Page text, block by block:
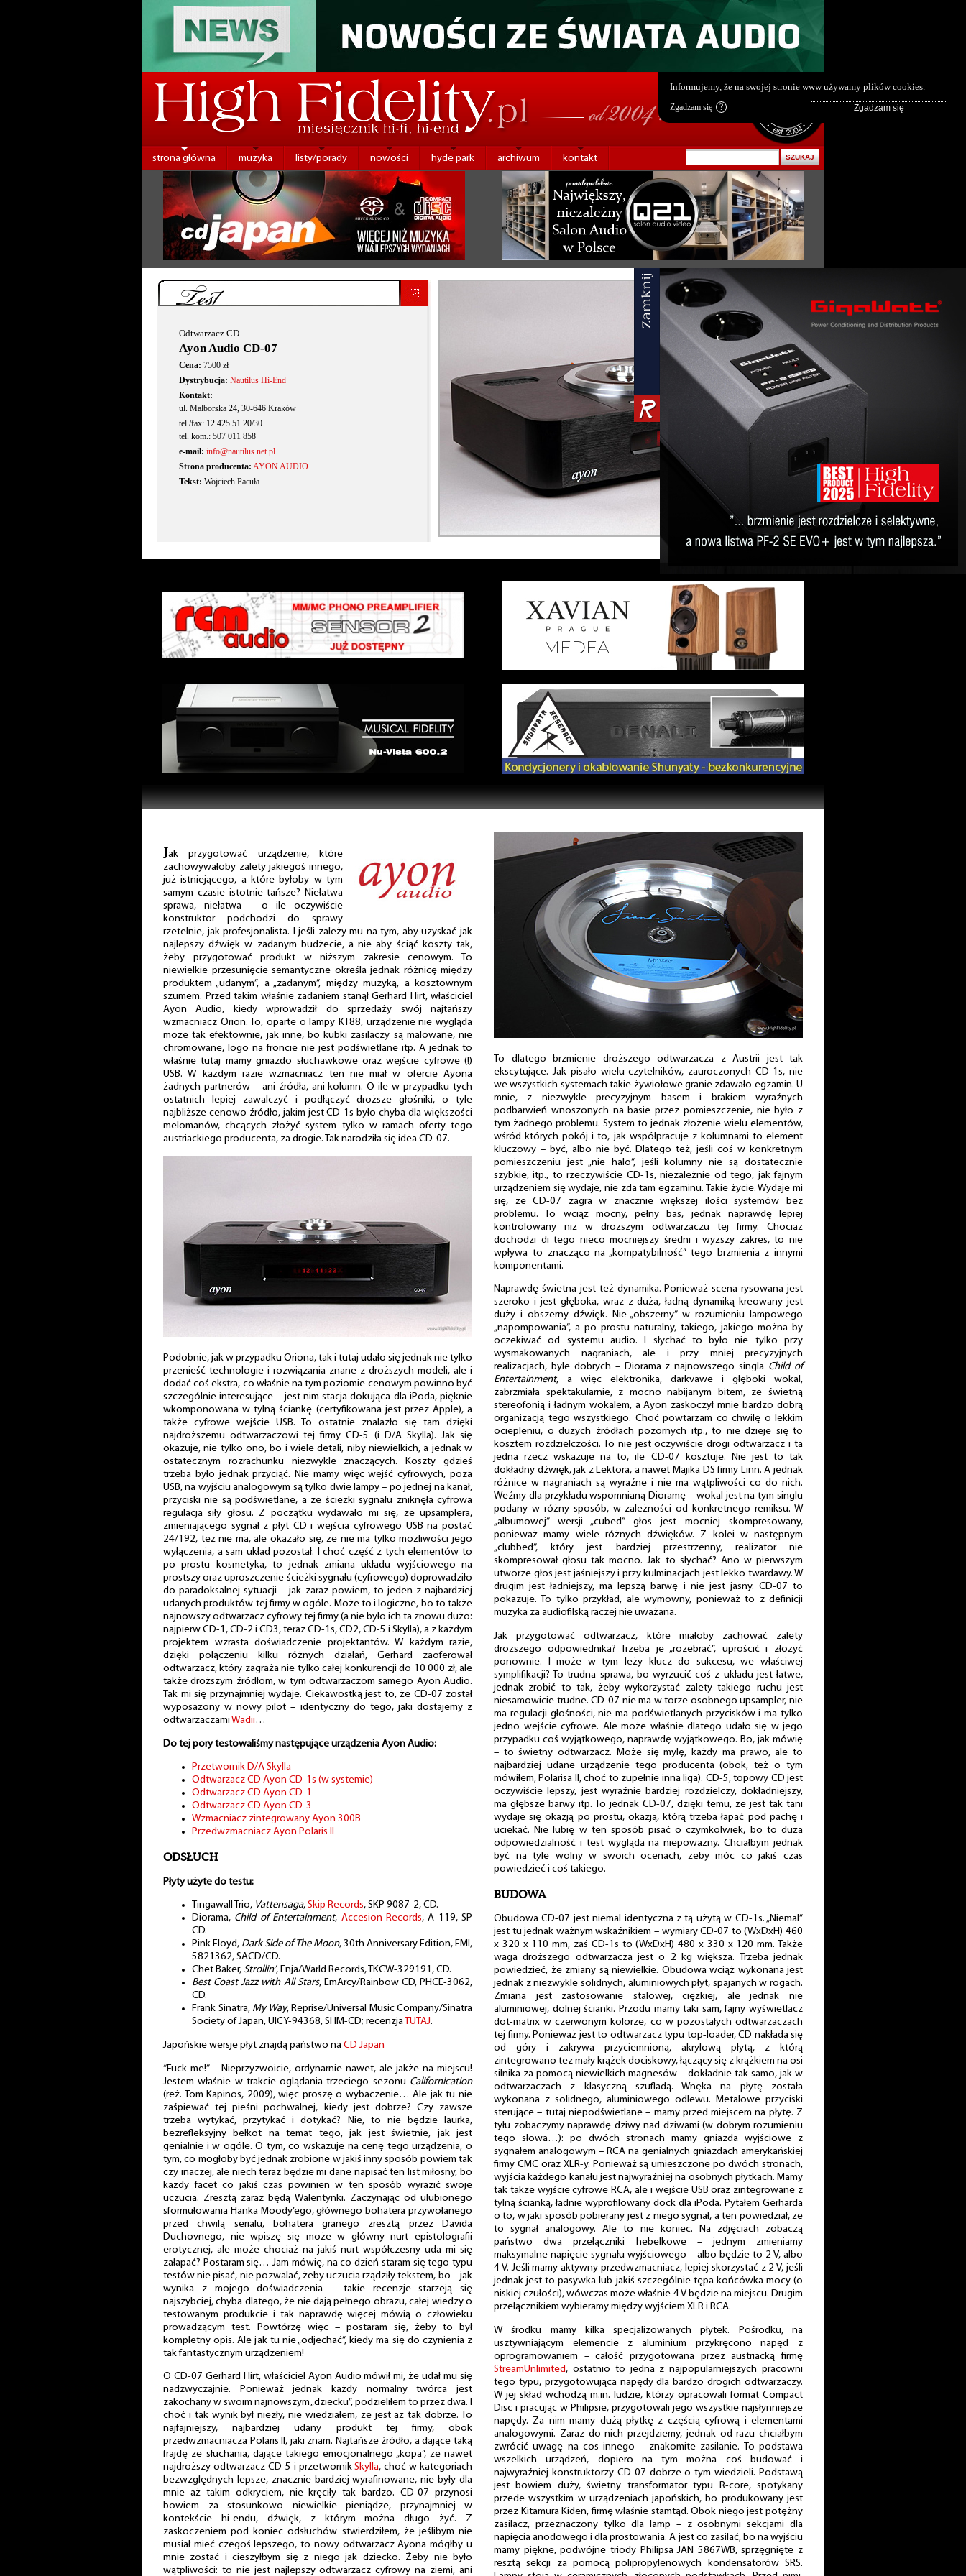
strona główna muzyka listy/porady nowości hyde park archiwum kontakt
Test
Odtwarzacz CD
Ayon Audio CD-07
Cena: 7500 zł
Dystrybucja: Nautilus Hi-End
Kontakt:
ul. Malborska 24, 30-646 Kraków
tel./fax: 12 425 51 20/30
tel. kom.: 507 011 858
e-mail: info@nautilus.net.pl
Strona producenta: AYON AUDIO
Tekst: Wojciech Pacuła
Jak przygotować urządzenie, które
zachowywałoby zalety jakiegoś innego,
już istniejącego, a które byłoby w tym
samym czasie istotnie tańsze? Niełatwa
sprawa, niełatwa – o ile oczywiście
konstruktor podchodzi do sprawy
rzetelnie, jak profesjonalista. I jeśli zależy mu na tym, aby uzyskać jak
najlepszy dźwięk w zadanym budżecie, a nie aby ściąć koszty tak,
żeby przygotować produkt w niższym zakresie cenowym. To
niewielkie przesunięcie semantyczne określa jednak różnicę między
produktem „udanym”, a „zadanym”, między muzyką, a kosztownym
szumem. Przed takim właśnie zadaniem stanął Gerhard Hirt, właściciel
Ayon Audio, kiedy wprowadził do sprzedaży swój najtańszy
wzmacniacz Orion. To, oparte o lampy KT88, urządzenie nie wygląda
może tak efektownie, jak inne, bo kubki zasilaczy są malowane, nie
chromowane, logo na froncie nie jest podświetlane itp. A jednak to
właśnie tutaj mamy gniazdo słuchawkowe oraz wejście cyfrowe (!)
USB. W każdym razie wzmacniacz ten nie miał w ofercie Ayona
żadnych partnerów – ani źródła, ani kolumn. O ile w przypadku tych
ostatnich lepiej zawalczyć i podłączyć droższe głośniki, o tyle
najbliższe cenowo źródło, jakim jest CD-1s było chyba dla większości
melomanów, chcących złożyć system tylko w ramach oferty tego
austriackiego producenta, za drogie. Tak narodziła się idea CD-07.
Podobnie, jak w przypadku Oriona, tak i tutaj udało się jednak nie tylko
przenieść technologie i rozwiązania znane z droższych modeli, ale i
dodać coś ekstra, co właśnie na tym poziomie cenowym powinno być
szczególnie interesujące – jest nim stacja dokująca dla iPoda, pięknie
wkomponowana w tylną ściankę (certyfikowana jest przez Apple), a
także cyfrowe wejście USB. To ostatnie znalazło się tam dzięki
najdroższemu odtwarzaczowi tej firmy CD-5 (i D/A Skylla). Jak się
okazuje, nie tylko ono, bo i wiele detali, niby niewielkich, a jednak w
ostatecznym rozrachunku niezwykle znaczących. Koszty gdzieś
trzeba było jednak przyciąć. Nie mamy więc wejść cyfrowych, poza
USB, na wyjściu analogowym są tylko dwie lampy – po jednej na kanał,
przyciski nie są podświetlane, a ze ścieżki sygnału zniknęła cyfrowa
regulacja siły głosu. Z początku wydawało mi się, że upsamplera,
zmieniającego sygnał z płyt CD i wejścia cyfrowego USB na postać
24/192, też nie ma, ale okazało się, że nie ma tylko możliwości jego
wyłączenia, a sam układ pozostał. I choć część z tych elementów to
po prostu kosmetyka, to jednak zmiana układu wyjściowego na
prostszy oraz uproszczenie ścieżki sygnału (cyfrowego) doprowadziło
do paradoksalnej sytuacji – jak zaraz powiem, to jeden z najbardziej
udanych produktów tej firmy w ogóle. Może to i logiczne, bo to także
najnowszy odtwarzacz cyfrowy tej firmy (a nie było ich ta znowu dużo:
najpierw CD-1, CD-2 i CD3, teraz CD-1s, CD2, CD-5 i Skylla), a z każdym
projektem wzrasta doświadczenie projektantów. W każdym razie,
dzięki połączeniu kilku różnych działań, Gerhard zaoferował
odtwarzacz, który zagraża nie tylko całej konkurencji do 10 000 zł, ale
także droższym źródłom, w tym odtwarzaczom samego Ayon Audio.
Tak mi się przynajmniej wydaje. Ciekawostką jest to, że CD-07 został
wyposażony w nowy pilot – identyczny do tego, jaki dostajemy z
odtwarzaczami Wadii…
Do tej pory testowaliśmy następujące urządzenia Ayon Audio:
Przetwornik D/A Skylla
Odtwarzacz CD Ayon CD-1s (w systemie)
Odtwarzacz CD Ayon CD-1
Odtwarzacz CD Ayon CD-3
Wzmacniacz zintegrowany Ayon 300B
Przedwzmacniacz Ayon Polaris II
ODSŁUCH
Płyty użyte do testu:
Tingawall Trio, Vattensaga, Skip Records, SKP 9087-2, CD.
Diorama, Child of Entertainment, Accesion Records, A 119, SP
CD.
Pink Floyd, Dark Side of The Moon, 30th Anniversary Edition, EMI,
5821362, SACD/CD.
Chet Baker, Strollin’, Enja/Warld Records, TKCW-329191, CD.
Best Coast Jazz with All Stars, EmArcy/Rainbow CD, PHCE-3062,
CD.
Frank Sinatra, My Way, Reprise/Universal Music Company/Sinatra
Society of Japan, UICY-94368, SHM-CD; recenzja TUTAJ.
Japońskie wersje płyt znajdą państwo na CD Japan
“Fuck me!” – Nieprzyzwoicie, ordynarnie nawet, ale jakże na miejscu!
Jestem właśnie w trakcie oglądania trzeciego sezonu Californication
(reż. Tom Kapinos, 2009), więc proszę o wybaczenie… Ale jak tu nie
zaśpiewać tej pieśni pochwalnej, kiedy jest dobrze? Czy zawsze
trzeba wytykać, przytykać i dotykać? Nie, to nie będzie laurka,
bezrefleksyjny bełkot na temat tego, jak jest świetnie, jak jest
genialnie i w ogóle. O tym, co wskazuje na cenę tego urządzenia, o
tym, co mogłoby być jednak zrobione w jakiś inny sposób powiem tak
czy inaczej, ale niech teraz będzie mi dane napisać ten list miłosny, bo
każdy facet co jakiś czas powinien w ten sposób wyrazić swoje
uczucia. Zresztą zaraz będą Walentynki. Zaczynając od ulubionego
sformułowania Hanka Moody’ego, głównego bohatera przywołanego
przed chwilą serialu, bohatera granego zresztą przez Davida
Duchovnego, nie wpiszę się może w główny nurt epistolografii
erotycznej, ale może chociaż na jakiś nurt współczesny uda mi się
załapać? Postaram się… Jam mówię, na co dzień staram się tego typu
testów nie pisać, nie pozwalać, żeby uczucia rządziły tekstem, bo – jak
wynika z mojego doświadczenia – takie recenzje starzeją się
najszybciej, chyba dlatego, że nie dają pełnego obrazu, całej wiedzy o
testowanym produkcie i tak naprawdę więcej mówią o człowieku
prowadzącym test. Powtórzę więc – postaram się, żeby to był
kompletny opis. Ale jak tu nie „odjechać”, kiedy ma się do czynienia z
tak fantastycznym urządzeniem!
O CD-07 Gerhard Hirt, właściciel Ayon Audio mówił mi, że udał mu się
nadzwyczajnie. Ponieważ jednak każdy normalny twórca jest
zakochany w swoim najnowszym „dziecku”, podzieliłem to przez dwa. I
choć i tak wynik był niezły, nie wiedziałem, że jest aż tak dobrze. To
najfajniejszy, najbardziej udany produkt tej firmy, obok
przedwzmacniacza Polaris II, jaki znam. Najtańsze źródło, a dające taką
frajdę ze słuchania, dające takiego emocjonalnego „kopa”, że nawet
najdroższy odtwarzacz CD-5 i przetwornikSkylla, choć w kategoriach
bezwzględnych lepsze, znacznie bardziej wyrafinowane, nie były dla
mnie aż takim odkryciem, nie kręciły tak bardzo. CD-07 przynosi
bowiem za stosunkowo niewielkie pieniądze, przynajmniej w
kontekście hi-endu, dźwięk, z którym można długo żyć. Z
zaskoczeniem pod koniec odsłuchów stwierdziłem, że jeślibym nie
musiał mieć czegoś lepszego, to nowy odtwarzacz Ayona mógłby u
mnie zostać i cieszyłbym się z niego jak dziecko. Żeby nie było
wątpliwości: to nie jest najlepszy odtwarzacz cyfrowy na ziemi, ani
To dlatego brzmienie droższego odtwarzacza z Austrii jest tak
ekscytujące. Jak pisało wielu czytelników, zauroczonych CD-1s, nie
we wszystkich systemach takie żywiołowe granie zdawało egzamin. U
mnie, z niezwykle precyzyjnym basem i brakiem wyraźnych
podbarwień wnoszonych na basie przez pomieszczenie, nie było z
tym żadnego problemu. System to jednak złożenie wielu elementów,
wśród których pokój i to, jak współpracuje z kolumnami to element
kluczowy – być, albo nie być. Dlatego też, jeśli coś w konkretnym
pomieszczeniu jest „nie halo”, jeśli kolumny nie są dostatecznie
szybkie, itp., to rzeczywiście CD-1s, niezależnie od tego, jak fajnym
urządzeniem się wydaje, nie zda tam egzaminu. Takie życie. Wydaje mi
się, że CD-07 zagra w znacznie większej ilości systemów bez
problemu. To wciąż mocny, pełny bas, jednak naprawdę lepiej
kontrolowany niż w droższym odtwarzaczu tej firmy. Chociaż
dochodzi di tego nieco mocniejszy średni i wyższy zakres, to nie
wpływa to znacząco na „kompatybilność” tego brzmienia z innymi
komponentami.
Naprawdę świetna jest też dynamika. Ponieważ scena rysowana jest
szeroko i jest głęboka, wraz z duża, ładną dynamiką kreowany jest
duży i obszerny dźwięk. Nie „obszerny” w rozumieniu lampowego
„napompowania”, a po prostu naturalny, takiego, jakiego można by
oczekiwać od systemu audio. I słychać to było nie tylko przy
wysmakowanych nagraniach, ale i przy mniej precyzyjnych
realizacjach, byle dobrych – Diorama z najnowszego singla Child of
Entertainment, a więc elektronika, darkvawe i głęboki wokal,
zabrzmiała spektakularnie, z mocno nabijanym bitem, ze świetną
stereofonią i ładnym wokalem, a Ayon zaskoczył mnie bardzo dobrą
organizacją tego wszystkiego. Choć powtarzam co chwilę o lekkim
ociepleniu, o dużych źródłach pozornych itp., to nie dzieje się to
kosztem rozdzielczości. To nie jest oczywiście drogi odtwarzacz i ta
jedna rzecz wskazuje na to, ile CD-07 kosztuje. Nie jest to tak
dokładny dźwięk, jak z Lektora, a nawet Majika DS firmy Linn. A jednak
różnice w nagraniach są wyraźne i nie ma wątpliwości co do nich.
Weźmy dla przykładu wspomnianą Dioramę – wokal jest na tym singlu
podany w różny sposób, w zależności od konkretnego remiksu. W
„albumowej” wersji „cubed” głos jest mocniej skompresowany,
ponieważ mamy wiele różnych dźwięków. Z kolei w następnym
„clubbed”, który jest bardziej przestrzenny, realizator nie
skompresował głosu tak mocno. Jak to słychać? Ano w pierwszym
utworze głos jest jaśniejszy i przy kulminacjach jest lekko twardawy. W
drugim jest ładniejszy, ma lepszą barwę i nie jest jasny. CD-07 to
pokazuje. To tylko przykład, ale wymowny, ponieważ to z definicji
muzyka za audiofilską raczej nie uważana.
Jak przygotować odtwarzacz, które miałoby zachować zalety
droższego odpowiednika? Trzeba je „rozebrać”, uprościć i złożyć
ponownie. I może w tym leży klucz do sukcesu, we właściwej
symplifikacji? To trudna sprawa, bo wyrzucić coś z układu jest łatwe,
jednak zrobić to tak, żeby wykorzystać zalety takiego ruchu jest
niesamowicie trudne. CD-07 nie ma w torze osobnego upsampler, nie
ma regulacji głośności, nie ma podświetlanych przycisków i ma tylko
jedno wejście cyfrowe. Ale może właśnie dlatego udało się w jego
przypadku coś wyjątkowego, naprawdę wyjątkowego. Bo, jak mówię
– to świetny odtwarzacz. Może się mylę, każdy ma prawo, ale to
najbardziej udane urządzenie tego producenta (obok, też o tym
mówiłem, Polarisa II, choć to zupełnie inna liga). CD-5, topowy CD jest
oczywiście lepszy, jest wyraźnie bardziej rozdzielczy, dokładniejszy,
ma głębsze barwy itp. To jednak CD-07, dzięki temu, że jest tak tani
wydaje się okazją po prostu, okazją, którą trzeba łapać pod pachę i
uciekać. Nie lubię w ten sposób pisać o czymkolwiek, bo to duża
odpowiedzialność i test wygląda na niepoważny. Chciałbym jednak
być na tyle wolny w swoich ocenach, żeby móc co jakiś czas
powiedzieć i coś takiego.
BUDOWA
Obudowa CD-07 jest niemal identyczna z tą użytą w CD-1s. „Niemal”
jest tu jednak ważnym wskaźnikiem – wymiary CD-07 to (WxDxH) 460
x 320 x 110 mm, zaś CD-1s to (WxDxH) 480 x 330 x 120 mm. Także
waga droższego odtwarzacza jest o 2 kg większa. Trzeba jednak
powiedzieć, że zmiany są niewielkie. Obudowa wciąż wykonana jest
jednak z niezwykle solidnych, aluminiowych płyt, spajanych w rogach.
Zmiana jest zastosowanie stalowej, ciężkiej, ale jednak nie
aluminiowej, dolnej ścianki. Przodu mamy taki sam, fajny wyświetlacz
dot-matrix w czerwonym kolorze, co w pozostałych odtwarzaczach
tej firmy. Ponieważ jest to odtwarzacz typu top-loader, CD nakłada się
od góry i zakrywa przyciemnioną, akrylową płytą, z którą
zintegrowano tez mały krążek dociskowy, łączący się z krążkiem na osi
silnika za pomocą niewielkich magnesów – dokładnie tak samo, jak w
odtwarzaczach z klasyczną szufladą. Wnęka na płytę została
wykonana z solidnego, aluminiowego odlewu. Metalowe przyciski
sterujące – tutaj niepodświetlane – mamy przed miejscem na płytę. Z
tyłu zobaczymy naprawdę dziwy nad dziwami (w dobrym rozumieniu
tego słowa…): po dwóch stronach mamy gniazda wyjściowe z
sygnałem analogowym – RCA na genialnych gniazdach amerykańskiej
firmy CMC oraz XLR-y. Ponieważ są umieszczone po dwóch stronach,
wyjścia każdego kanału jest najwyraźniej na osobnych płytkach. Mamy
tak także wyjście cyfrowe RCA, ale i wejście USB oraz zintegrowane z
tylną ścianką, ładnie wyprofilowany dock dla iPoda. Pytałem Gerharda
o to, w jaki sposób pobierany jest z niego sygnał, a ten powiedział, że
to sygnał analogowy. Ale to nie koniec. Na zdjęciach zobaczą
państwo dwa przełączniki hebelkowe – jednym zmieniamy
maksymalne napięcie sygnału wyjściowego – albo będzie to 2 V, albo
4 V. Jeśli mamy aktywny przedwzmacniacz, lepiej skorzystać z 2 V, jeśli
jednak jest to pasywka lub jakiś szczególnie tępa końcówka mocy (o
niskiej czułości), wówczas może właśnie 4 V będzie na miejscu. Drugim
przełącznikiem wybieramy między wyjściem XLR i RCA.
W środku mamy kilka specjalizowanych płytek. Pośrodku, na
usztywniającym elemencie z aluminium przykręcono napęd z
oprogramowaniem – całość przygotowana przez austriacką firmę
StreamUnlimited, ostatnio to jedna z najpopularniejszych pracowni
tego typu, przygotowująca napędy dla bardzo drogich odtwarzaczy.
W jej skład wchodzą m.in. ludzie, którzy opracowali format Compact
Disc i pracując w Philipsie, przygotowali jego wszystkie najsłynniejsze
napędy. Za nim mamy dużą płytkę z częścią cyfrową i elementami
analogowymi. Zaraz do nich przejdziemy, jednak od razu chciałbym
zwrócić uwagę na cos innego – znakomite zasilanie. To podstawa
wszelkich urządzeń, dopiero na tym można coś budować i
najwyraźniej konstruktorzy CD-07 dobrze o tym wiedzieli. Podstawą
jest bowiem duży, świetny transformator typu R-core, spotykany
przede wszystkim w urządzeniach japońskich, bo produkowany jest
przez Kitamura Kiden, firmę właśnie stamtąd. Obok niego jest potężny
zasilacz, przeznaczony tylko dla lamp – z osobnymi sekcjami dla
napięcia anodowego i dla prostowania. A jest co zasilać, bo na wyjściu
mamy piękne, podwójne triody Philipsa JAN 5867WB, sprzęgnięte z
resztą sekcji za pomocą polipropylenowych kondensatorów SRS.
Informujemy, że na swojej stronie www używamy plików cookies.
Zgadzam się ?